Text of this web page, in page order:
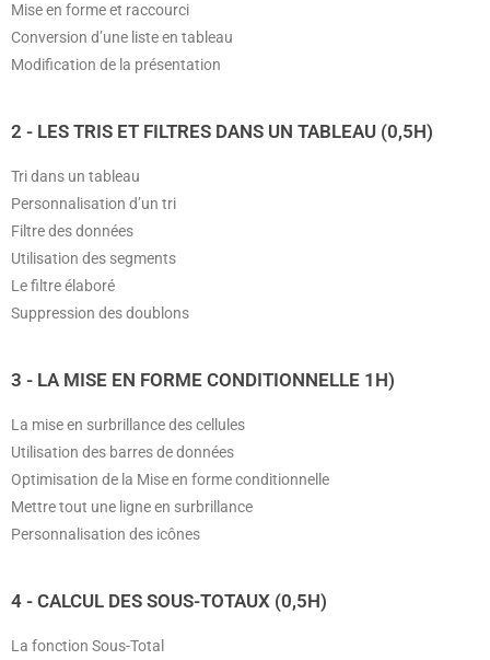
Mise en forme et raccourci
Conversion d’une liste en tableau
Modification de la présentation
2 - LES TRIS ET FILTRES DANS UN TABLEAU (0,5H)
Tri dans un tableau
Personnalisation d’un tri
Filtre des données
Utilisation des segments
Le filtre élaboré
Suppression des doublons
3 - LA MISE EN FORME CONDITIONNELLE 1H)
La mise en surbrillance des cellules
Utilisation des barres de données
Optimisation de la Mise en forme conditionnelle
Mettre tout une ligne en surbrillance
Personnalisation des icônes
4 - CALCUL DES SOUS-TOTAUX (0,5H)
La fonction Sous-Total